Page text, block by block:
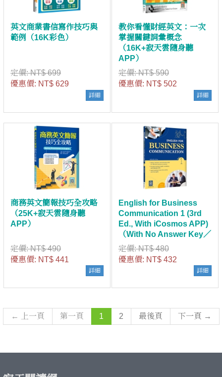
英文商業書信寫作技巧與
範例（16K彩色）
定價:NT$ 699
優惠價: NT$ 629
詳細
教你看懂財經英文：一次
掌握關鍵詞彙概念
（16K+寂天雲隨身聽
APP）
定價:NT$ 590
優惠價: NT$ 502
詳細
商務英文簡報技巧全攻略
（25K+寂天雲隨身聽
APP）
定價:NT$ 490
優惠價: NT$ 441
詳細
English for Business
Communication 1 (3rd
Ed., With iCosmos APP)
（With No Answer Key／
無附解答）
定價:NT$ 480
優惠價: NT$ 432
詳細
← 上一頁 第一頁 1 2 最後頁 下一頁 →